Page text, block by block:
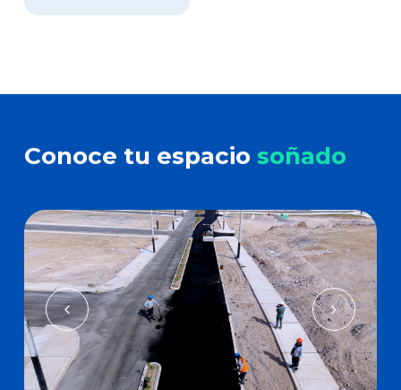
Conoce tu espacio soñado